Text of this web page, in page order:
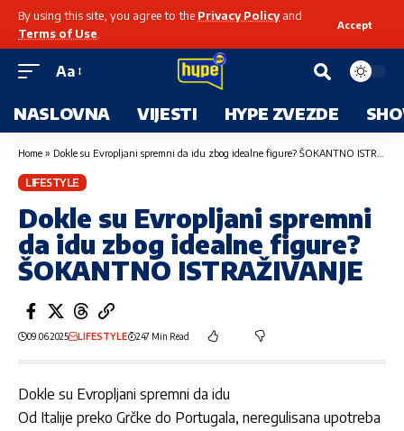
By using this site, you agree to the Privacy Policyand
Terms of Use
Accept
Aa
NASLOVNA VIJESTI HYPE ZVEZDE
Home » Dokle su Evropljani spremni da idu zbog idealne figure? ŠOKANTNO ISTRAŽIVANJE
LIFESTYLE
Dokle su Evropljani spremni
da idu zbog idealne figure?
ŠOKANTNO ISTRAŽIVANJE
09.06.2025 LIFESTYLE 247 Min Read
Dokle su Evropljani spremni da idu
Od Italije preko Grčke do Portugala, neregulisana upotreba